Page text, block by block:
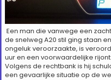
Een man die vanwege een
de snelweg A20 stil ging staan
ongeluk veroorzaakte, is
uur en een voorwaardelijke
Volgens de rechtbank is hij
een gevaarlijke situatie op de